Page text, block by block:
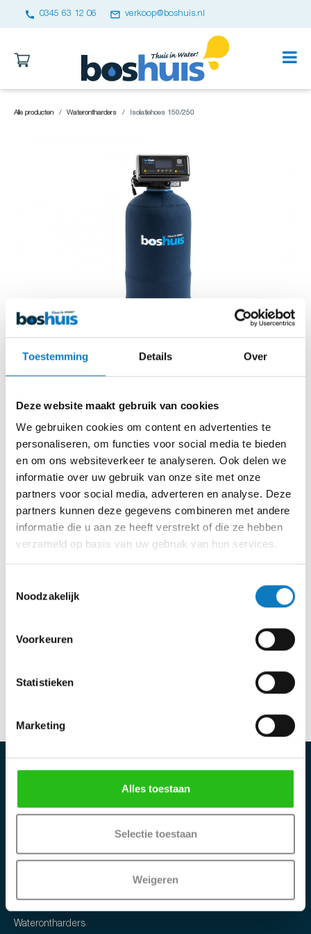
Toestemming Details Over
Deze website maakt gebruik van cookies
We gebruiken cookies om content en advertenties te
personaliseren, om functies voor social media te bieden
en om ons websiteverkeer te analyseren. Ook delen we
informatie over uw gebruik van onze site met onze
partners voor social media, adverteren en analyse. Deze
partners kunnen deze gegevens combineren met andere
informatie die u aan ze heeft verstrekt of die ze hebben
verzameld op basis van uw gebruik van hun services.
Noodzakelijk
Voorkeuren
Statistieken
Marketing
Alles toestaan
Selectie toestaan
Weigeren
call 0345 63 12 06 email verkoop@boshuis.nl
Alle producten Waterontharders Isolatiehoes 150/250
Waterontharders
€38,50 incl btw
€ 31,82excl btw
Categorieën
Waterontharders